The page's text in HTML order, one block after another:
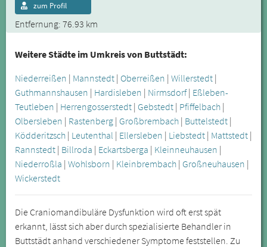
Entfernung: 76.93 km
zum Profil
Weitere Städte im Umkreis von Buttstädt:
Niederreißen | Mannstedt | Oberreißen | Willerstedt |
Guthmannshausen | Hardisleben | Nirmsdorf| Eßleben-
Teutleben | Herrengosserstedt | Gebstedt | Pfiffelbach |
Olbersleben | Rastenberg | Großbrembach | Buttelstedt |
Ködderitzsch | Leutenthal | Ellersleben | Liebstedt | Mattstedt |
Rannstedt | Billroda | Eckartsberga | Kleinneuhausen |
Niederroßla | Wohlsborn | Kleinbrembach | Großneuhausen |
Wickerstedt
Die Craniomandibuläre Dysfunktion wird oft erst spät
erkannt, lässt sich aber durch spezialisierte Behandler in
Buttstädt anhand verschiedener Symptome feststellen. Zu